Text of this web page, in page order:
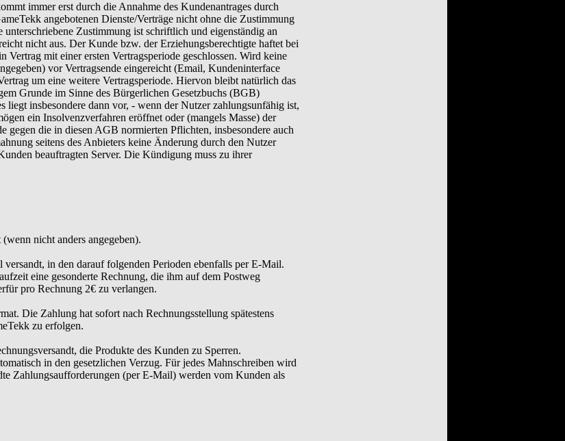
immer erst durch die Annahme des Kundenantrages durch
angebotenen Dienste/Verträge nicht ohne die Zustimmung
Zustimmung ist schriftlich und eigenständig an
nicht aus. Der Kunde bzw. der Erziehungsberechtigte haftet bei
mit einer ersten Vertragsperiode geschlossen. Wird keine
vor Vertragsende eingereicht (Email, Kundeninterface
um eine weitere Vertragsperiode. Hiervon bleibt natürlich das
Grunde im Sinne des Bürgerlichen Gesetzbuchs (BGB)
insbesondere dann vor, - wenn der Nutzer zahlungsunfähig ist,
ein Insolvenzverfahren eröffnet oder (mangels Masse) der
die in diesen AGB normierten Pflichten, insbesondere auch
seitens des Anbieters keine Änderung durch den Nutzer
beauftragten Server. Die Kündigung muss zu ihrer
nicht anders angegeben).
in den darauf folgenden Perioden ebenfalls per E-Mail.
eine gesonderte Rechnung, die ihm auf dem Postweg
pro Rechnung 2€ zu verlangen.
Die Zahlung hat sofort nach Rechnungsstellung spätestens
zu erfolgen.
die Produkte des Kunden zu Sperren.
in den gesetzlichen Verzug. Für jedes Mahnschreiben wird
Zahlungsaufforderungen (per E-Mail) werden vom Kunden als